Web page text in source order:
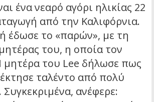
ένα νεαρό αγόρι ηλικίας 22
από την Καλιφόρνια.
έδωσε το «παρών», με τη
του, η οποία τον
μητέρα του Lee δήλωσε πως
ταλέντο από πολύ
Συγκεκριμένα, ανέφερε: